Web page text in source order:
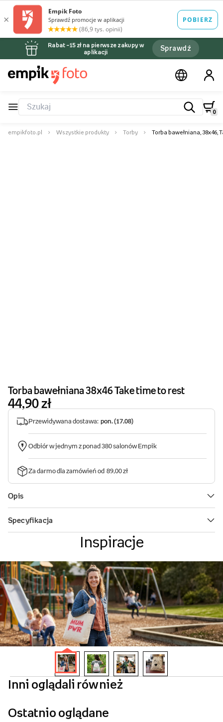
Rabat –15 zł na pierwsze zakupy w
aplikacji
Sprawdź
0
empikfoto.pl Wszystkie produkty Torby Torba bawełniana, 38x46,
Inspiracje
Inni oglądali również
Ostatnio oglądane